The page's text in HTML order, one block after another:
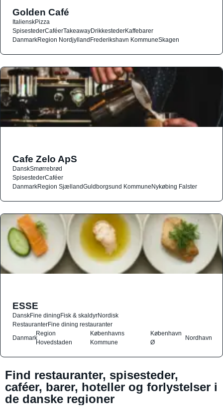
Golden Café
ItalienskPizza
SpisestederCaféerTakeawayDrikkestederKaffebarer
DanmarkRegion NordjyllandFrederikshavn KommuneSkagen
Cafe Zelo ApS
DanskSmørrebrød
SpisestederCaféer
DanmarkRegion SjællandGuldborgsund KommuneNykøbing Falster
ESSE
DanskFine diningFisk & skaldyrNordisk
RestauranterFine dining restauranter
Danmark
Region
Hovedstaden
Københavns
Kommune
København
Ø
Nordhavn
Find restauranter, spisesteder,
caféer, barer, hoteller og forlystelser i
de danske regioner